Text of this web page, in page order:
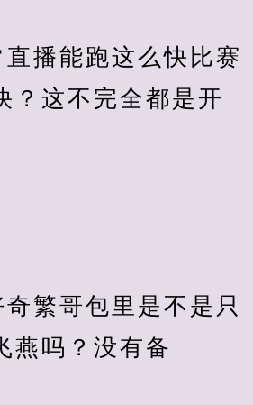
？这不完全都是开
燕吗？没有备